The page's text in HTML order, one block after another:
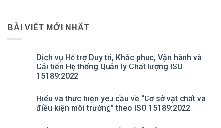
BÀI VIẾT MỚI NHẤT
Dịch vụ Hỗ trợ Duy trì, Khắc phục, Vận hành và
Cải tiến Hệ thống Quản lý Chất lượng ISO
15189:2022
bình
luận
ở
Hiểu và thực hiện yêu cầu về “Cơ sở vật chất và
điều kiện môi trường” theo ISO 15189:2022